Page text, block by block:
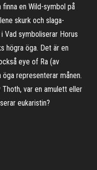
en Wild-symbol på
skurk och slaga-
Vad symboliserar Horus
högra öga. Det är en
eye of Ra (av
öga representerar månen.
var en amulett eller
eukaristin?